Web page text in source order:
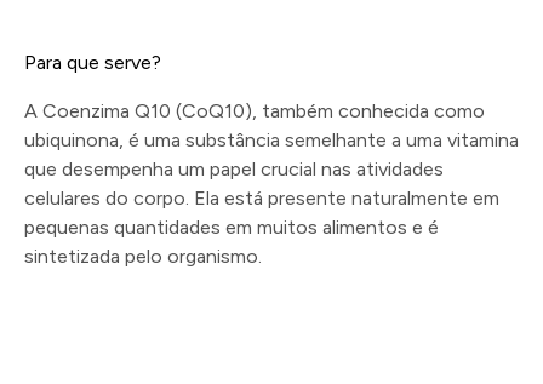
Para que serve?
A Coenzima Q10 (CoQ10), também conhecida como
ubiquinona, é uma substância semelhante a uma vitamina
que desempenha um papel crucial nas atividades
celulares do corpo. Ela está presente naturalmente em
pequenas quantidades em muitos alimentos e é
sintetizada pelo organismo.